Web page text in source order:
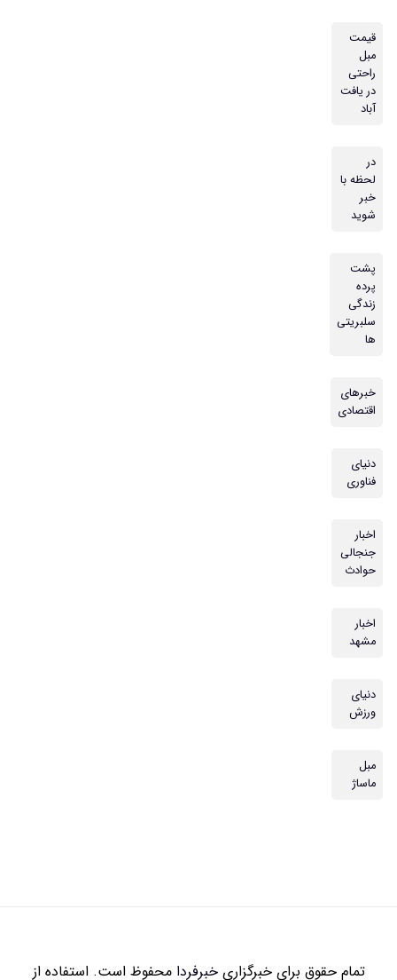
قیمت
مبل
راحتی
در یافت
آباد
در
لحظه با
خبر
شوید
پشت
پرده
زندگی
سلبریتی
ها
خبرهای
اقتصادی
دنیای
فناوری
اخبار
جنجالی
حوادث
اخبار
مشهد
دنیای
ورزش
مبل
ماساژ
تمام حقوق برای خبرگزاریخبرفردامحفوظ است. استفاده از